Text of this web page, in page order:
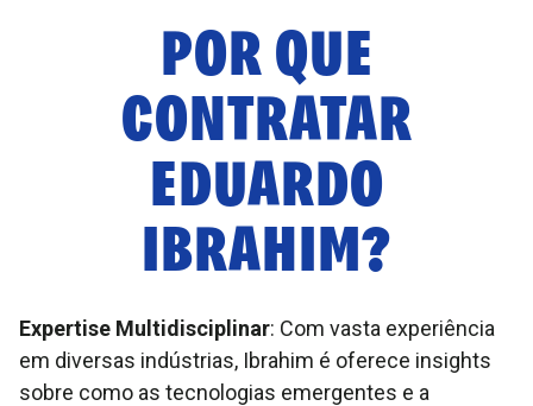
POR QUE
CONTRATAR
EDUARDO
IBRAHIM?
Expertise Multidisciplinar: Com vasta experiência
em diversas indústrias, Ibrahim é oferece insights
sobre como as tecnologias emergentes e a